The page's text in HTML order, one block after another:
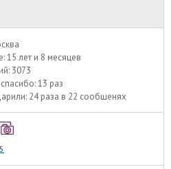
15 лет и 8 месяцев
3073
13 раз
24 раза в 22 сообщенях